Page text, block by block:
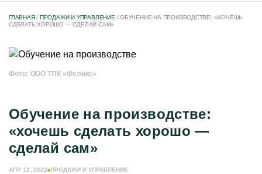
IT-РЕШЕНИЯ ДЛЯ БИЗНЕСА
КАЛЕНДАРЬ МЕРОПРИЯТИЙ
ЕЩЁ РУБРИКИ
ЖУРНАЛ ИНДУСТРИЯ МЕБЕЛИ
ИНФОРМАЦИЯ О ПОРТАЛЕ
РЕКЛАМОДАТЕЛЯМ
ГЛАВНАЯ/ ПРОДАЖИ И УПРАВЛЕНИЕ /ОБУЧЕНИЕ НА ПРОИЗВОДСТВЕ: «ХОЧЕШЬ
СДЕЛАТЬ ХОРОШО — СДЕЛАЙ САМ»
Фото: ООО ТПК «Феликс»
Обучение на производстве:
«хочешь сделать хорошо —
сделай сам»
АПР 12, 2022 ПРОДАЖИ И УПРАВЛЕНИЕ